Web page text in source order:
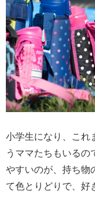
小学生になり、これ
うママたちもいるの
やすいのが、持ち物
て色とりどりで、好